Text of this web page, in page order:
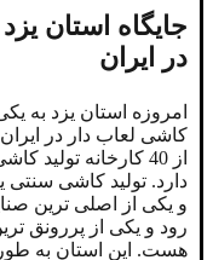
جایگاه استان
در ایران
امروزه استان یزد به
کاشی لعاب دار در
از 40 کارخانه
و یکی از اصلی ترین
رود و یکی از پررونق